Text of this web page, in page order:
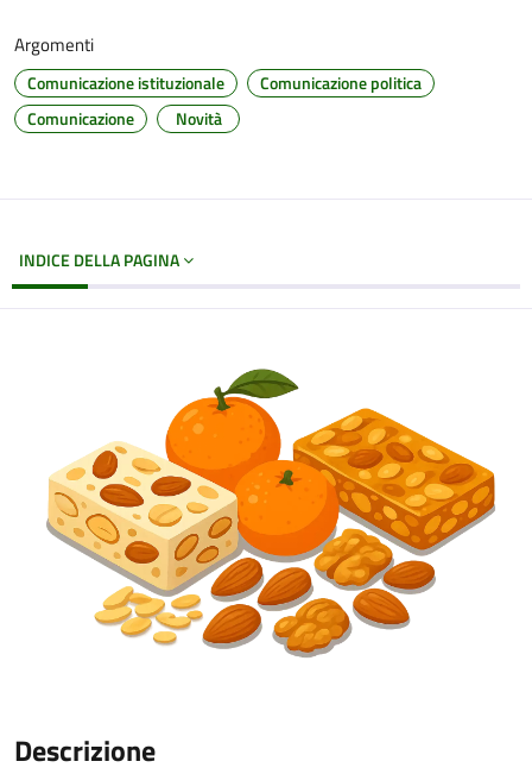
Argomenti
Comunicazione istituzionale
Comunicazione politica
Comunicazione
Novità
INDICE DELLA PAGINA
Descrizione